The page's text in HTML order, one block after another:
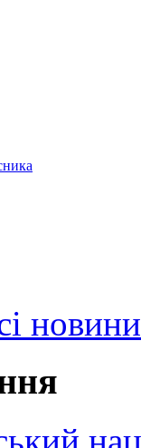
новини